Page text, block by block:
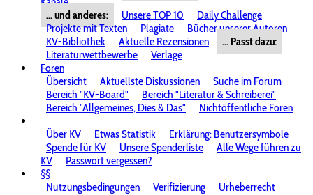
... und anderes:
Unsere TOP 10
Daily Challenge
Projekte mit Texten
Plagiate
Bücher unserer Autoren
KV-Bibliothek
Aktuelle Rezensionen
... Passt dazu:
Literaturwettbewerbe
Verlage
Foren
Übersicht
Aktuellste Diskussionen
Suche im Forum
Bereich "KV-Board"
Bereich "Literatur & Schreiberei"
Bereich "Allgemeines, Dies & Das"
Nichtöffentliche Foren
Über KV
Etwas Statistik
Erklärung: Benutzersymbole
Spende für KV
Unsere Spenderliste
Alle Wege führen zu
KV
Passwort vergessen?
§§
Nutzungsbedingungen
Verifizierung
Urheberrecht